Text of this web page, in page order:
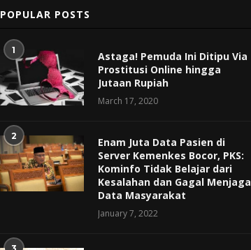
POPULAR POSTS
1
Astaga! Pemuda Ini Ditipu Via
Prostitusi Online hingga
Jutaan Rupiah
March 17, 2020
2
Enam Juta Data Pasien di
Server Kemenkes Bocor, PKS:
Kominfo Tidak Belajar dari
Kesalahan dan Gagal Menjaga
Data Masyarakat
January 7, 2022